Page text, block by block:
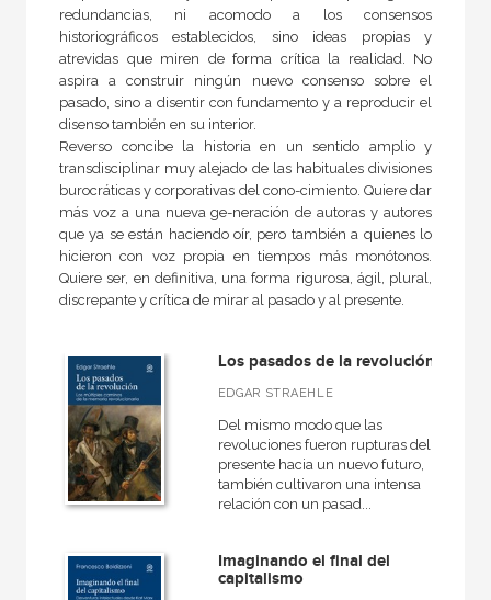
Contemporánea
Filosofía política
Antigua
General
Historia de la filosofía
NUESTRAS COLECCIONES
Ágora / Teoría
Akadémica
Anverso
Arte contemporáneo
Básica de bolsillo
Básica de Bolsillo  Adorno. Obra completa
redundancias, ni acomodo a los consensos
historiográficos establecidos, sino ideas propias y
atrevidas que miren de forma crítica la realidad. No
aspira a construir ningún nuevo consenso sobre el
pasado, sino a disentir con fundamento y a reproducir el
disenso también en su interior.
Reverso concibe la historia en un sentido amplio y
transdisciplinar muy alejado de las habituales divisiones
burocráticas y corporativas del cono-cimiento. Quiere dar
más voz a una nueva ge-neración de autoras y autores
que ya se están haciendo oír, pero también a quienes lo
hicieron con voz propia en tiempos más monótonos.
Quiere ser, en definitiva, una forma rigurosa, ágil, plural,
discrepante y crítica de mirar al pasado y al presente.
Los pasados de la revolución
EDGAR STRAEHLE
Del mismo modo que las
revoluciones fueron rupturas del
presente hacia un nuevo futuro,
también cultivaron una intensa
relación con un pasad...
Imaginando el final del
capitalismo